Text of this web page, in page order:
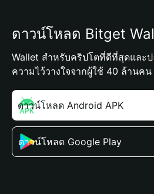
ดาวน์โหลด Bitget
Wallet สำหรับคริปโตที่ดีที่สุดและ
ความไว้วางใจจากผู้ใช้ 40 ล้านคน
ดาวน์โหลด Android APK
ดาวน์โหลด Google Play